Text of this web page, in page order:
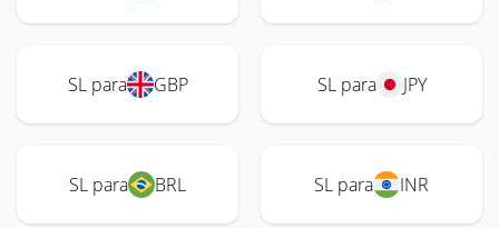
SL para GBP SL para JPY
SL para BRL SL para INR